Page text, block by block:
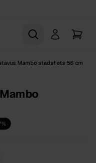
Mambo stadsfiets 56 cm
%